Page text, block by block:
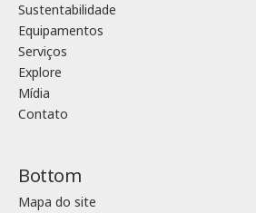
Sustentabilidade
Equipamentos
Serviços
Explore
Mídia
Contato
Bottom
Mapa do site